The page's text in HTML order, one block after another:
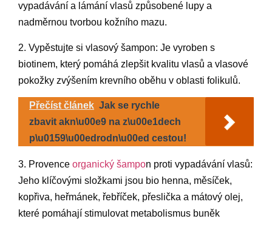
vypadávání a lámání vlasů způsobené lupy a
nadměrnou tvorbou kožního mazu.
2. Vypěstujte si vlasový šampon: Je vyroben s
biotinem, který pomáhá zlepšit kvalitu vlasů a vlasové
pokožky zvýšením krevního oběhu v oblasti folikulů.
Přečíst článek Jak se rychle
zbavit akn\u00e9 na z\u00e1dech
p\u0159\u00edrodn\u00ed cestou!
3. Provence organický šampon proti vypadávání vlasů:
Jeho klíčovými složkami jsou bio henna, měsíček,
kopřiva, heřmánek, řebříček, přeslička a mátový olej,
které pomáhají stimulovat metabolismus buněk